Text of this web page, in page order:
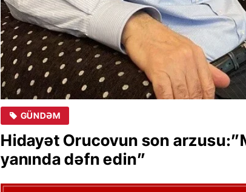
GÜNDƏM
Hidayət Orucovun son
yanında dəfn edin”